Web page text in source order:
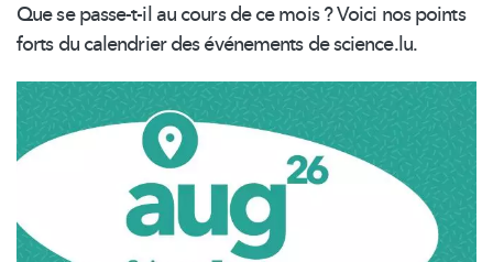
Que se passe-t-il au cours de ce mois ? Voici nos points
forts du calendrier des événements de science.lu.